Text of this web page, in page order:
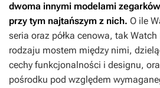
dwoma innymi modelami
przy tym najtańszym z nich. O ile
seria oraz półka cenowa, tak
rodzaju mostem między nimi,
cechy funkcjonalności i designu,
pośrodku pod względem